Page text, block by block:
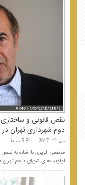
دوم شهرداری تهران
می 12, 2017 5:54 ب.ظ
مرتضی الویری با اشاره به
اولویت‌های شورای پنجم تهران